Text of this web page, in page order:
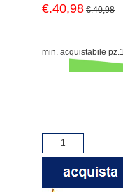
€.40,98 €.40,98
min. acquistabile pz.1